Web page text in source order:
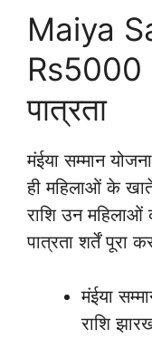
Maiya
Rs5000
पात्रता
मंईया सम्मान
ही महिलाओं के
राशि उन महिलाओं
पात्रता शर्तें पूरा
मंईया
राशि